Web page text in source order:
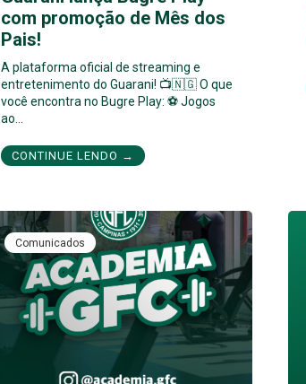
com promoção de Mês dos
Pais!
A plataforma oficial de streaming e
entretenimento do Guarani! 📺🇳🇬 O que
você encontra no Bugre Play: ⚽ Jogos
ao…
CONTINUE LENDO →
Comunicados